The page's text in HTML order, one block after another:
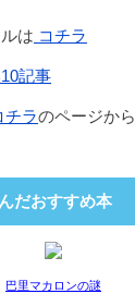
は コチラ
記事
チラのページから
だおすすめ本
巴里マカロンの謎